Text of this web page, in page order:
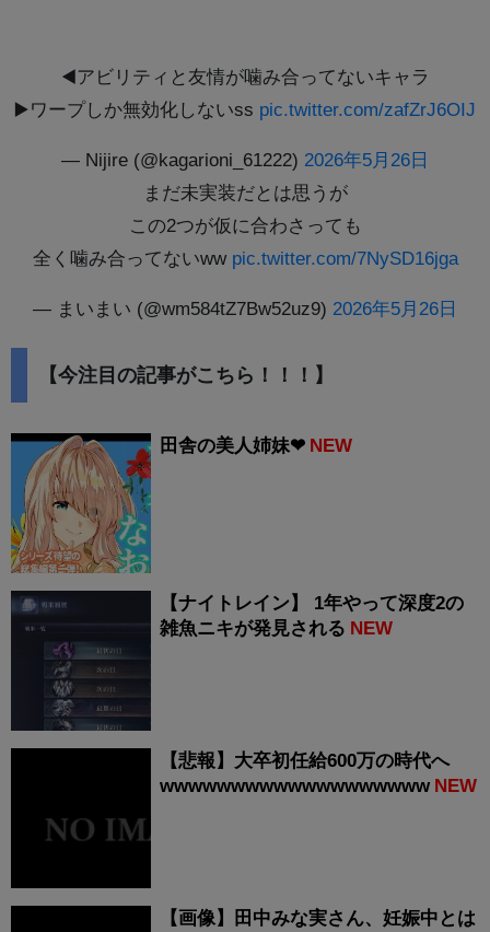
◀️アビリティと友情が噛み合ってないキャラ
▶️ワープしか無効化しないss pic.twitter.com/zafZrJ6OIJ
— Nijire (@kagarioni_61222) 2026年5月26日
まだ未実装だとは思うが
この2つが仮に合わさっても
全く噛み合ってないww pic.twitter.com/7NySD16jga
— まいまい (@wm584tZ7Bw52uz9) 2026年5月26日
【今注目の記事がこちら！！！】
田舎の美人姉妹❤ NEW
【ナイトレイン】 1年やって深度2の
雑魚ニキが発見される NEW
【悲報】大卒初任給600万の時代へ
wwwwwwwwwwwwwwwwwww NEW
【画像】田中みな実さん、妊娠中とは